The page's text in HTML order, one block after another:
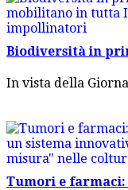
Biodiversità in
In vista della
Tumori e